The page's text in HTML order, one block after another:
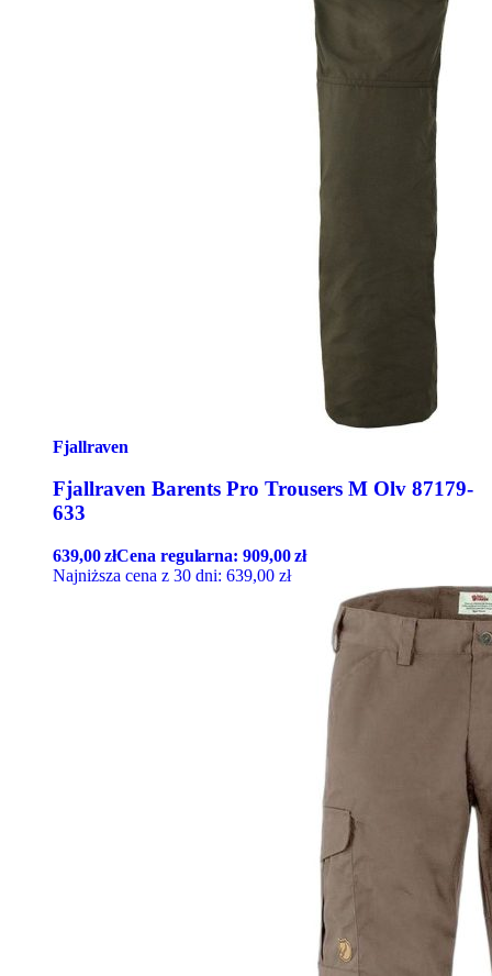
Fjallraven
Fjallraven Barents Pro Trousers M Olv 87179-
633
639,00złCena regularna:909,00zł
Najniższa cena z 30 dni: 639,00 zł